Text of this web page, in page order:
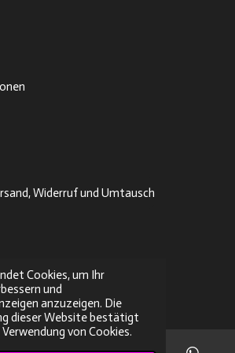
Cookies, um Ihr
und
anzuzeigen. Die
dieser Website bestätigt
von Cookies.
Widerruf und Umtausch
parts/SK-Tuning